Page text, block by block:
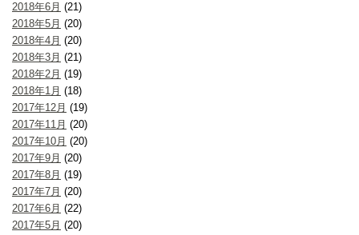
2018年6月 (21)
2018年5月 (20)
2018年4月 (20)
2018年3月 (21)
2018年2月 (19)
2018年1月 (18)
2017年12月 (19)
2017年11月 (20)
2017年10月 (20)
2017年9月 (20)
2017年8月 (19)
2017年7月 (20)
2017年6月 (22)
2017年5月 (20)